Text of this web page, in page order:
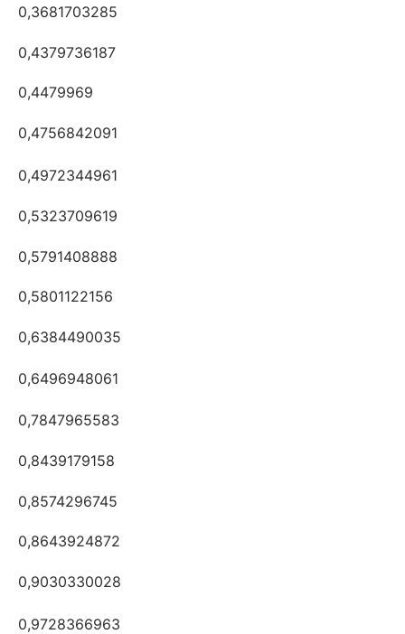
0,3681703285
0,4379736187
0,4479969
0,4756842091
0,4972344961
0,5323709619
0,5791408888
0,5801122156
0,6384490035
0,6496948061
0,7847965583
0,8439179158
0,8574296745
0,8643924872
0,9030330028
0,9728366963